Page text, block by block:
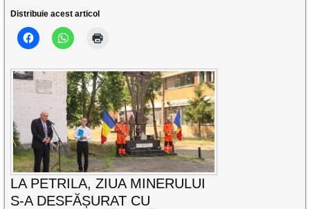
Distribuie acest articol
LA PETRILA, ZIUA MINERULUI
S-A DESFĂȘURAT CU